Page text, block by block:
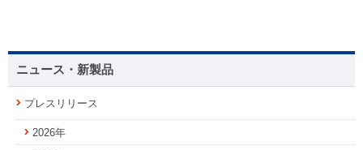
ニュース・新製品
プレスリリース
2026年